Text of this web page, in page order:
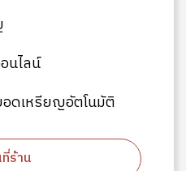
นไลน์
ดเหรียญอัตโนมัติ
ร้าน